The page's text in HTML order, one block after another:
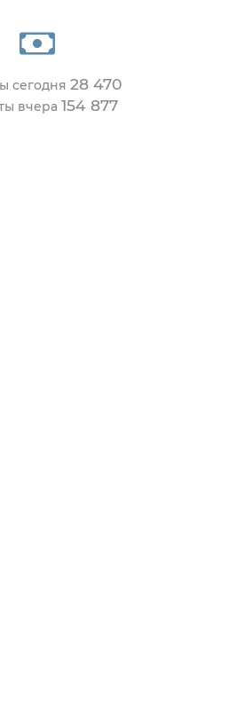
сегодня 28 470
вчера 154 877